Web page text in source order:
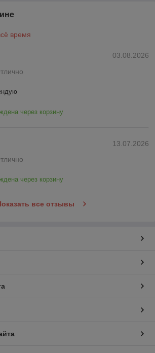
время
03.08.2026
через корзину
13.07.2026
через корзину
все отзывы